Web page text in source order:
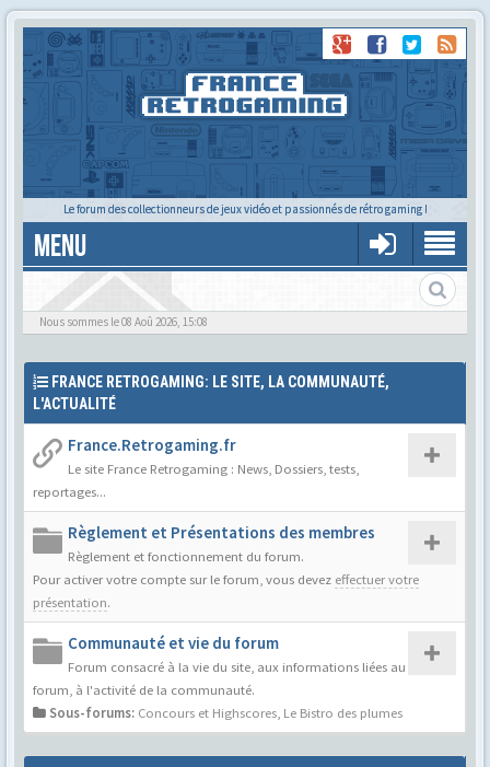
Le forum des collectionneurs de jeux vidéo et passionnés de rétro gaming !
MENU
Le forum des cartoucheurs et cartoucheuses !
Nous sommes le 08 Aoû 2026, 15:08
FRANCE RETROGAMING: LE SITE, LA COMMUNAUTÉ,
L'ACTUALITÉ
France.Retrogaming.fr
Le site France Retrogaming : News, Dossiers, tests,
reportages...
Règlement et Présentations des membres
Règlement et fonctionnement du forum.
Pour activer votre compte sur le forum, vous devez effectuer votre
présentation.
Communauté et vie du forum
Forum consacré à la vie du site, aux informations liées au
forum, à l'activité de la communauté.
Sous-forums: Concours et Highscores Le Bistro des plumes